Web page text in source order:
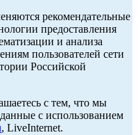
рекомендательные
предоставления
и анализа
пользователей сети
Российской
с тем, что мы
с использованием
, LiveInternet.